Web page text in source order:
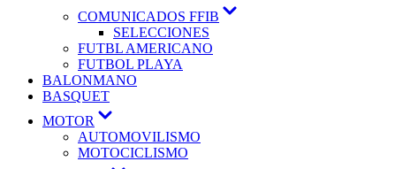
COMUNICADOS FFIB
SELECCIONES
FUTBL AMERICANO
FUTBOL PLAYA
BALONMANO
BASQUET
MOTOR
AUTOMOVILISMO
MOTOCICLISMO